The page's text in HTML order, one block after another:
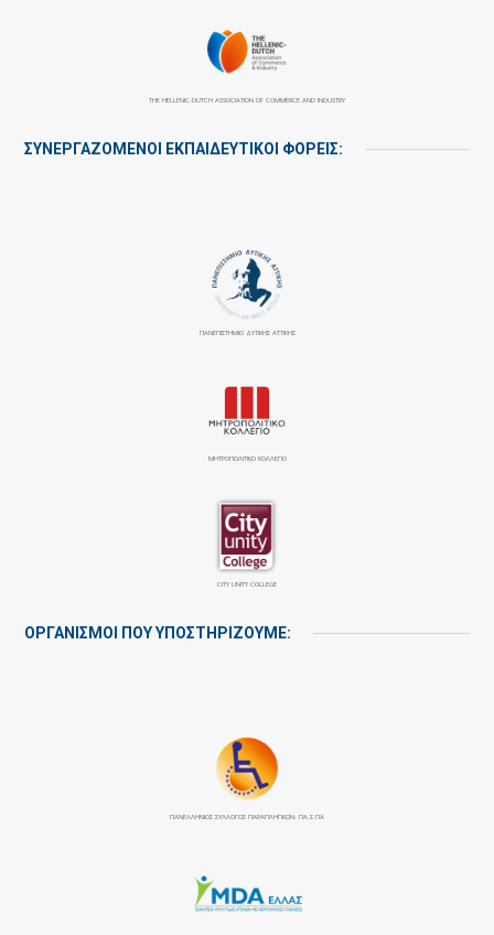
THE HELLENIC-DUTCH ASSOCIATION OF COMMERCE AND INDUSTRY
ΣΥΝΕΡΓΑΖΌΜΕΝΟΙ ΕΚΠΑΙΔΕΥΤΙΚΟΊ ΦΟΡΕΊΣ:
ΠΑΝΕΠΙΣΤΉΜΙΟ ΔΥΤΙΚΉΣ ΑΤΤΙΚΉΣ
ΜΗΤΡΟΠΟΛΙΤΙΚΟ ΚΟΛΛΕΓΙΟ
CITY UNITY COLLEGE
ΟΡΓΑΝΙΣΜΟΙ ΠΟΥ ΥΠΟΣΤΗΡΙΖΟΥΜΕ:
ΠΑΝΕΛΛΉΝΙΟΣ ΣΎΛΛΟΓΟΣ ΠΑΡΑΠΛΗΓΙΚΏΝ: ΠΑ.Σ.ΠΑ